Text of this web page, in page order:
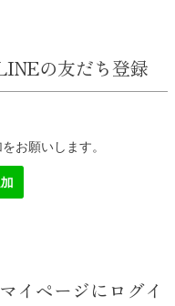
の友だち登録
お願いします。
イページにログイ